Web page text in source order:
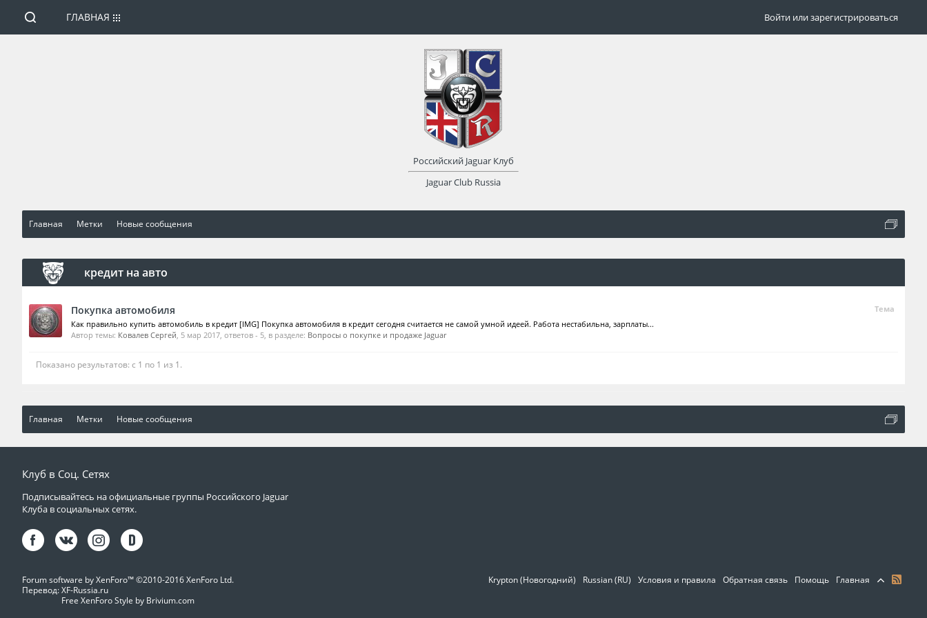
Главная Метки Новые сообщения
кредит на авто
Тема
Покупка автомобиля
Как правильно купить автомобиль в кредит [IMG] Покупка автомобиля в кредит сегодня считается не самой умной идеей. Работа нестабильна, зарплаты...
Автор темы: Ковалев Сергей, 5 мар 2017, ответов - 5, в разделе: Вопросы о покупке и продаже Jaguar
Показано результатов: с 1 по 1 из 1.
Главная Метки Новые сообщения
ГЛАВНАЯ
Российский Jaguar Клуб
Jaguar Club Russia
Войти или зарегистрироваться
Клуб в Соц. Сетях
Подписывайтесь на официальные группы Российского Jaguar
Клуба в социальных сетях.
Forum software by XenForo™©2010-2016 XenForo Ltd.
Перевод:XF-Russia.ru
Free XenForo Style by Brivium.com
Krypton (Новогодний) Russian (RU) Условия и правила Обратная связь Помощь Главная